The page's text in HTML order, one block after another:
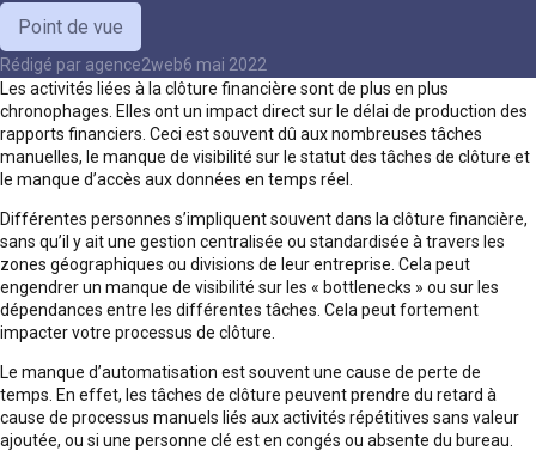
Point de vue
Rédigé par agence2web6 mai 2022
Les activités liées à la clôture financière sont de plus en plus
chronophages. Elles ont un impact direct sur le délai de production des
rapports financiers. Ceci est souvent dû aux nombreuses tâches
manuelles, le manque de visibilité sur le statut des tâches de clôture et
le manque d’accès aux données en temps réel.
Différentes personnes s’impliquent souvent dans la clôture financière,
sans qu’il y ait une gestion centralisée ou standardisée à travers les
zones géographiques ou divisions de leur entreprise. Cela peut
engendrer un manque de visibilité sur les « bottlenecks » ou sur les
dépendances entre les différentes tâches. Cela peut fortement
impacter votre processus de clôture.
Le manque d’automatisation est souvent une cause de perte de
temps. En effet, les tâches de clôture peuvent prendre du retard à
cause de processus manuels liés aux activités répétitives sans valeur
ajoutée, ou si une personne clé est en congés ou absente du bureau.